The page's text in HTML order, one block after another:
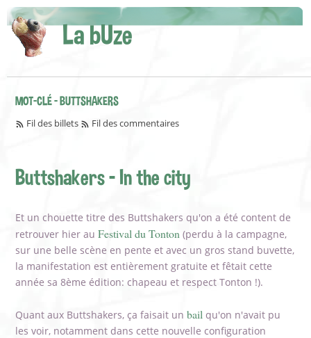
La bUze
MOT-CLÉ - BUTTSHAKERS
Fil des billets Fil des commentaires
Buttshakers - In the city
Et un chouette titre des Buttshakers qu'on a été content de
retrouver hier auFestival du Tonton (perdu à la campagne,
sur une belle scène en pente et avec un gros stand buvette,
la manifestation est entièrement gratuite et fêtait cette
année sa 8ème édition: chapeau et respect Tonton !).
Quant aux Buttshakers, ça faisait unbail qu'on n'avait pu
les voir, notamment dans cette nouvelle configuration